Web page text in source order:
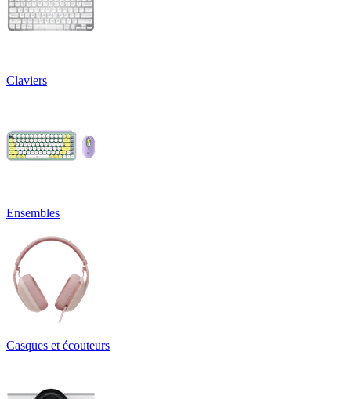
Claviers
Ensembles
Casques et écouteurs